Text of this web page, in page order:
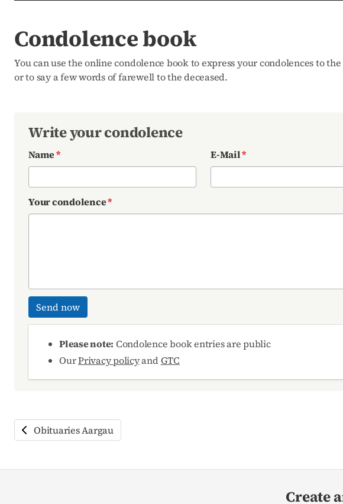
Condolence book
You can use the online condolence book to express your condolences to
or to say a few words of farewell to the deceased.
Write your condolence
Name* E-Mail*
Your condolence*
Send now
Please note: Condolence book entries are public
OurPrivacy policyandGTC
Obituaries Aargau
Create